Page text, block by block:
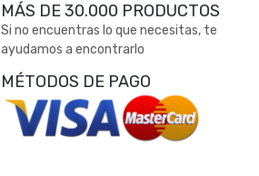
MÁS DE 30.000 PRODUCTOS
Si no encuentras lo que necesitas, te
ayudamos a encontrarlo
MÉTODOS DE PAGO